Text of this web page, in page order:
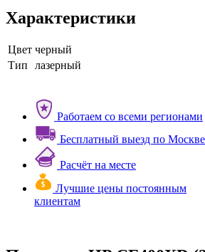
Характеристики
Цвет черный
Тип
лазерный
Работаем со всеми регионами
Бесплатный выезд по
Расчёт на месте
Лучшие цены постоянным
клиентам